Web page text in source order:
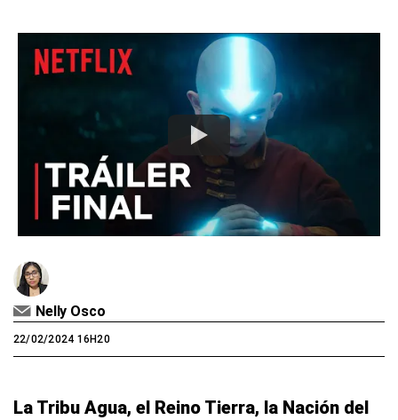
Nelly Osco
22/02/2024 16H20
La Tribu Agua, el Reino Tierra, la Nación del